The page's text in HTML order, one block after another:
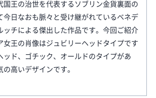
国王の治世を代表するソブリン金貨裏面の
今日なおも脈々と受け継がれているベネデ
ッチによる傑出した作品です。今回ご紹介
女王の肖像はジュビリーヘッドタイプです
ッド、ゴチック、オールドのタイプがあ
の高いデザインです。